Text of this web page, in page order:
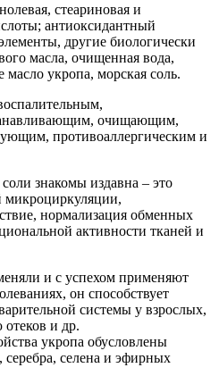
стеариновая и
антиоксидантный
другие биологически
масла, очищенная вода,
укропа, морская соль.
очищающим,
противоаллергическим и
знакомы издавна – это
нормализация обменных
активности тканей и
и с успехом применяют
он способствует
системы у взрослых,
и др.
укропа обусловлены
селена и эфирных